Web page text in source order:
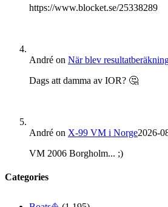
https://www.blocket.se/25338289
André on När blev
Dags att damma av IOR? 🤔
André on X-99 VM i Norge2026-
VM 2006 Borgholm... ;)
Categories